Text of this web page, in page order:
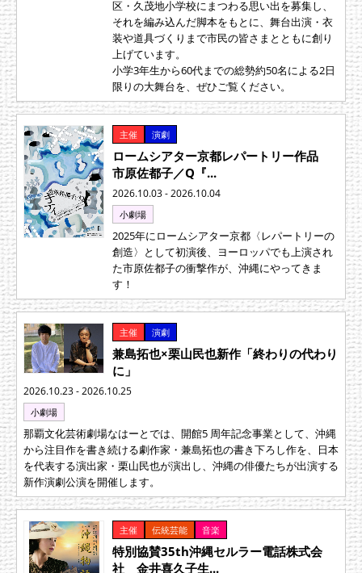
区・久茂地小学校にまつわる思い出を募集し、
それを編み込んだ脚本をもとに、舞台出演・衣
装や道具づくりまで市民の皆さまとともに創り
上げています。
小学3年生から60代までの総勢約50名による2日
限りの大舞台を、ぜひご覧ください。
主催 演劇
ロームシアター京都レパートリー作品
市原佐都子／Q『...
2026.10.03 - 2026.10.04
小劇場
2025年にロームシアター京都〈レパートリーの
創造〉として初演後、ヨーロッパでも上演され
た市原佐都子の衝撃作が、沖縄にやってきま
す！
主催 演劇
兼島拓也×栗山民也新作「終わりの代わり
に」
2026.10.23 - 2026.10.25
小劇場
那覇文化芸術劇場なはーとでは、開館5 周年記念事業として、沖縄
から注目作を書き続ける劇作家・兼島拓也の書き下ろし作を、日本
を代表する演出家・栗山民也が演出し、沖縄の俳優たちが出演する
新作演劇公演を開催します。
主催 伝統芸能 音楽
特別協賛35th沖縄セルラー電話株式会
社 金井喜久子生...